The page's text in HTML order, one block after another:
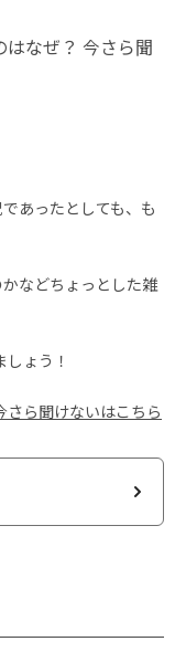
あったとしても、も
などちょっとした雑
ょう！
さら聞けないはこちら